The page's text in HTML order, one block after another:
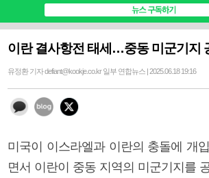
이란 결사항전 태세…중동 미군기지
유정환 기자 defiant@kookje.co.kr 일부 연합뉴스 | 2025.06.18 19:16
미국이 이스라엘과 이란의 충돌에 개
면서 이란이 중동 지역의 미군기지를